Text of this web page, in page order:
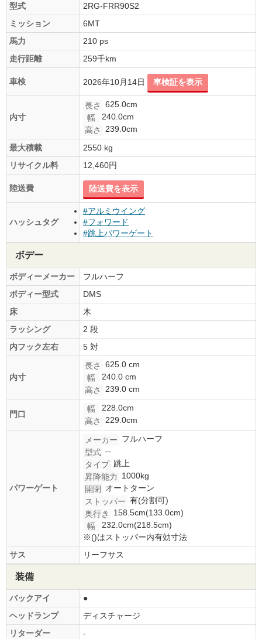
型式
2RG-FRR90S2
ミッション
6MT
馬力
210 ps
走行距離
259千km
車検 2026年10月14日 車検証を表示
内寸
長さ
625.0cm
幅
240.0cm
高さ
239.0cm
最大積載
2550 kg
リサイクル料
12,460円
陸送費 陸送費を表示
ハッシュタグ
#アルミウイング
#フォワード
#跳上パワーゲート
ボデー
ボディーメーカー
フルハーフ
ボディー型式
DMS
床
木
ラッシング
2 段
内フック左右
5 対
内寸
長さ
625.0 cm
幅
240.0 cm
高さ
239.0 cm
門口
幅
228.0cm
高さ
229.0cm
パワーゲート
メーカー フルハーフ
型式 --
タイプ 跳上
昇降能力
1000kg
開閉
オートターン
ストッパー 有(分割可)
奥行き
158.5cm(133.0cm)
幅
232.0cm(218.5cm)
※()はストッパー内有効寸法
サス
リーフサス
装備
バックアイ
●
ヘッドランプ
ディスチャージ
リターダー
-